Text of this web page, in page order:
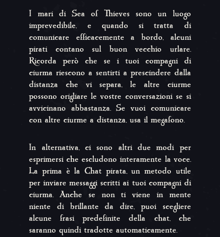
I mari di Sea of Thieves sono un luogo
imprevedibile, e quando si tratta di
comunicare efficacemente a bordo, alcuni
pirati contano sul buon vecchio urlare.
Ricorda però che se i tuoi compagni di
ciurma riescono a sentirti a prescindere dalla
distanza che vi separa, le altre ciurme
possono origliare le vostre conversazioni se si
avvicinano abbastanza. Se vuoi comunicare
con altre ciurme a distanza, usa il megafono.
In alternativa, ci sono altri due modi per
esprimersi che escludono interamente la voce.
La prima è la Chat pirata, un metodo utile
per inviare messaggi scritti ai tuoi compagni di
ciurma. Anche se non ti viene in mente
niente di brillante da dire, puoi scegliere
alcune frasi predefinite della chat, che
saranno quindi tradotte automaticamente.